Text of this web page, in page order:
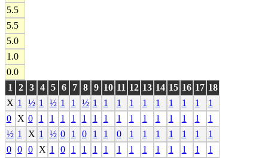
5.5
5.5
5.0
1.0
0.0
1
2 3 4 5 6 7 8 9 10 11 12 13 14 15 16 17 18
X 1 ½ 1 ½ 1 1 ½ 1 1 1 1 1 1 1 1 1
1
0
X 0 1 1 1 1 1 1 1 1 1 1 1 1 1 1
1
½ 1 X 1 ½ 0 1 0 1 1 0 1 1 1 1 1 1
1
0
0 0 X 1 0 1 1 1 1 1 1 1 1 1 1 1
1